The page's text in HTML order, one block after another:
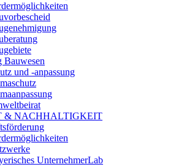
Bauwesen
und -anpassung
& NACHHALTIGKEIT
UnternehmerLab